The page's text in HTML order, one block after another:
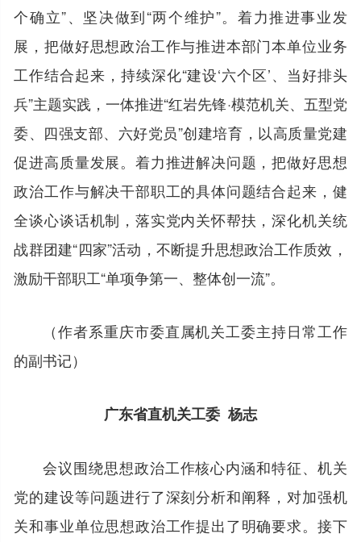
个确立”、坚决做到“两个维护”。着力推进事业发
展，把做好思想政治工作与推进本部门本单位业务
工作结合起来，持续深化“建设‘六个区’、当好排头
兵”主题实践，一体推进“红岩先锋·模范机关、五型党
委、四强支部、六好党员”创建培育，以高质量党建
促进高质量发展。着力推进解决问题，把做好思想
政治工作与解决干部职工的具体问题结合起来，健
全谈心谈话机制，落实党内关怀帮扶，深化机关统
战群团建“四家”活动，不断提升思想政治工作质效，
激励干部职工“单项争第一、整体创一流”。
（作者系重庆市委直属机关工委主持日常工作
的副书记）
广东省直机关工委 杨志
会议围绕思想政治工作核心内涵和特征、机关
党的建设等问题进行了深刻分析和阐释，对加强机
关和事业单位思想政治工作提出了明确要求。接下